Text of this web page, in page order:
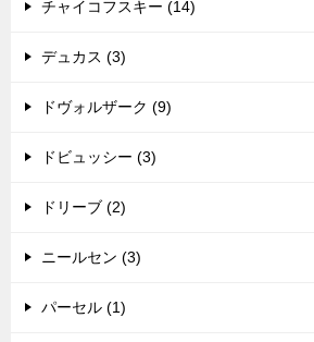
チャイコフスキー (14)
デュカス (3)
ドヴォルザーク (9)
ドビュッシー (3)
ドリーブ (2)
ニールセン (3)
パーセル (1)